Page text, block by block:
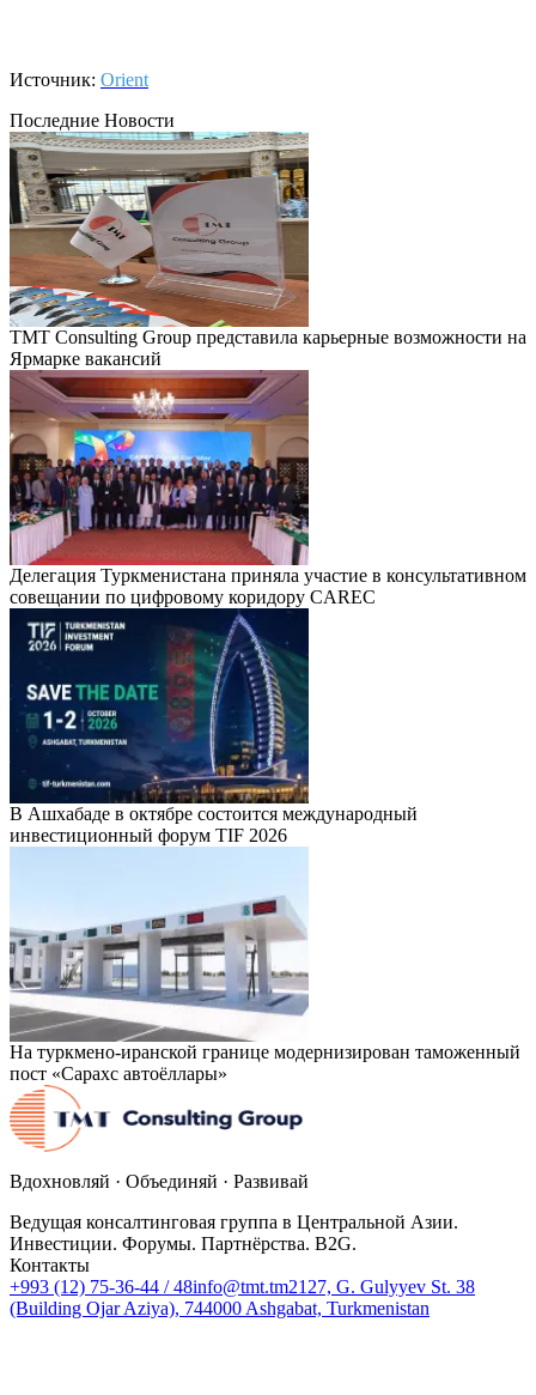
Источник: Orient
Последние Новости
TMT Consulting Group представила карьерные возможности на
Ярмарке вакансий
Делегация Туркменистана приняла участие в консультативном
совещании по цифровому коридору CAREC
В Ашхабаде в октябре состоится международный
инвестиционный форум TIF 2026
На туркмено-иранской границе модернизирован таможенный
пост «Сарахс автоёллары»
Вдохновляй · Объединяй · Развивай
Ведущая консалтинговая группа в Центральной Азии.
Инвестиции. Форумы. Партнёрства. B2G.
Контакты
+993 (12) 75-36-44 / 48info@tmt.tm2127, G. Gulyyev St. 38
(Building Ojar Aziya), 744000 Ashgabat, Turkmenistan